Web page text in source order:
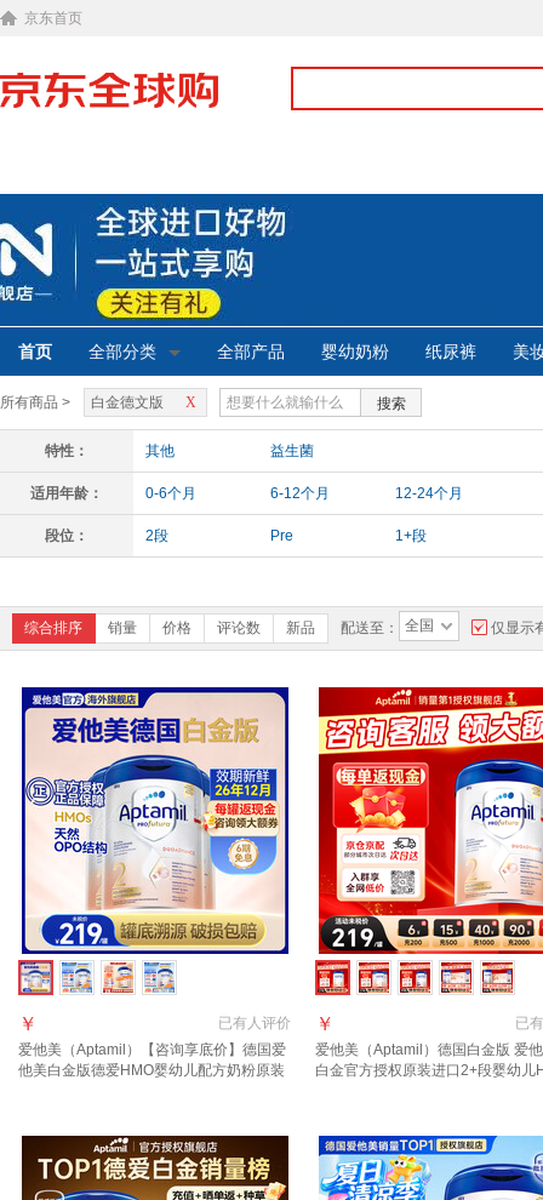
京东首页
首页 全部分类 全部产品 婴幼奶粉 纸尿裤 美
所有商品 > X
白金德文版 搜索
特性： 其他 益生菌
适用年龄： 0-6个月 6-12个月 12-24个月
段位： 2段 Pre 1+段
综合排序 销量 价格 评论数 新品 配送至： 全国 仅显示
已有人评价
￥
爱他美（Aptamil）【咨询享底价】德国爱
他美白金版德爱HMO婴幼儿配方奶粉原装
已有
￥
爱他美（Aptamil）德国白金版 爱
白金官方授权原装进口2+段婴幼儿